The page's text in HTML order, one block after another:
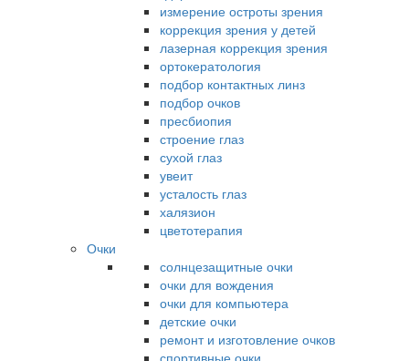
измерение остроты зрения
коррекция зрения у детей
лазерная коррекция зрения
ортокератология
подбор контактных линз
подбор очков
пресбиопия
строение глаз
сухой глаз
увеит
усталость глаз
халязион
цветотерапия
Очки
солнцезащитные очки
очки для вождения
очки для компьютера
детские очки
ремонт и изготовление очков